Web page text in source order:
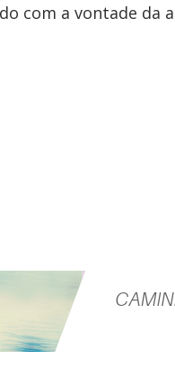
com a vontade da